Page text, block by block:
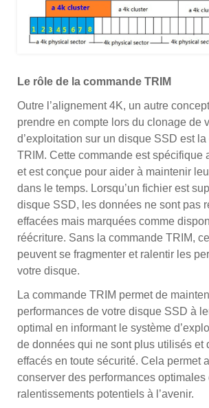
Le rôle de la commande TRIM
Outre l’alignement 4K, un autre
prendre en compte lors du clonage de
d’exploitation sur un disque SSD est
TRIM. Cette commande est spécifique
et est conçue pour aider à maintenir
dans le temps. Lorsqu’un fichier est
disque SSD, les données ne sont pas
effacées mais marquées comme
réécriture. Sans la commande TRIM,
peuvent se fragmenter et ralentir les
votre disque.
La commande TRIM permet de
performances de votre disque SSD à
optimal en informant le système
de données qui ne sont plus utilisés et
effacés en toute sécurité. Cela permet
conserver des performances optimales
ralentissements potentiels à l’avenir.